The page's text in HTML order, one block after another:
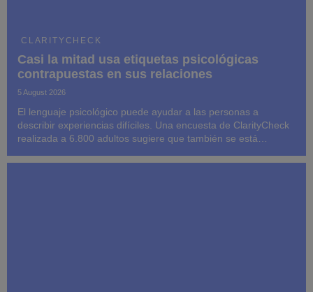
CLARITYCHECK
Casi la mitad usa etiquetas psicológicas
contrapuestas en sus relaciones
5 August 2026
El lenguaje psicológico puede ayudar a las personas a
describir experiencias difíciles. Una encuesta de ClarityCheck
realizada a 6.800 adultos sugiere que también se está
motivaciones y culpas a personas cuyo comportami...